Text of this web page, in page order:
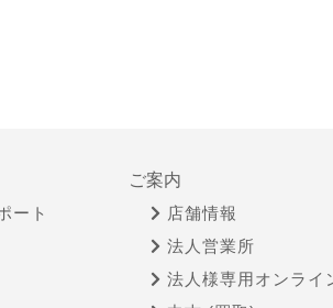
ート
ご案内
店舗情報
法人営業所
法人様専用オンライ